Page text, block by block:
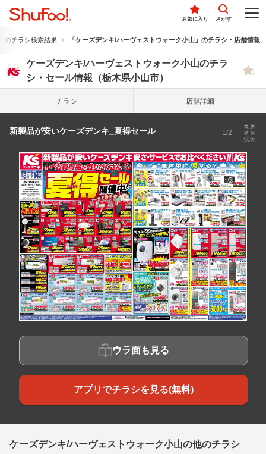
お気に入り さがす
のチラシ検索結果 「ケーズデンキ/ハーヴェストウォーク小山」のチラシ・店舗情報
ケーズデンキ/ハーヴェストウォーク小山のチラ
シ・セール情報（栃木県小山市）
チラシ 店舗詳細
新製品が安いケーズデンキ_夏得セール 1/2
拡大
ウラ面も見る
アプリでチラシを見る(無料)
ケーズデンキ/ハーヴェストウォーク小山の他のチラシ